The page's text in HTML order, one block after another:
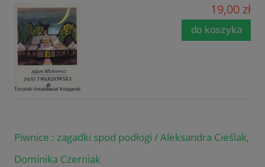
19,00 zł
do koszyka
Piwnice : zagadki spod podłogi / Aleksandra Cieślak,
Dominika Czerniak